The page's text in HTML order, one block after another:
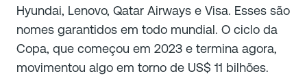
Hyundai, Lenovo, Qatar Airways e Visa. Esses são
nomes garantidos em todo mundial. O ciclo da
Copa, que começou em 2023 e termina agora,
movimentou algo em torno de US$ 11 bilhões.